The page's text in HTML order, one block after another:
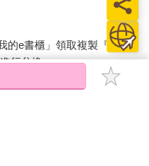
的e書櫃」領取複製『兌換
行兌換。
電子書僅能以金石堂專屬